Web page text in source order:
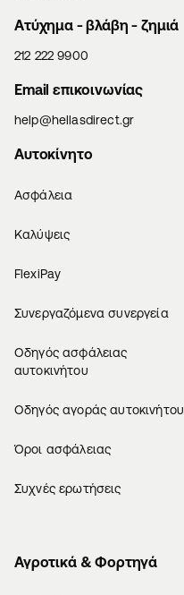
Aτύχημα - βλάβη - ζημιά
212 222 9900
Email επικοινωνίας
help@hellasdirect.gr
Αυτοκίνητο
Ασφάλεια
Καλύψεις
FlexiPay
Συνεργαζόμενα συνεργεία
Οδηγός ασφάλειας
αυτοκινήτου
Οδηγός αγοράς αυτοκινήτου
Όροι ασφάλειας
Συχνές ερωτήσεις
Αγροτικά & Φορτηγά